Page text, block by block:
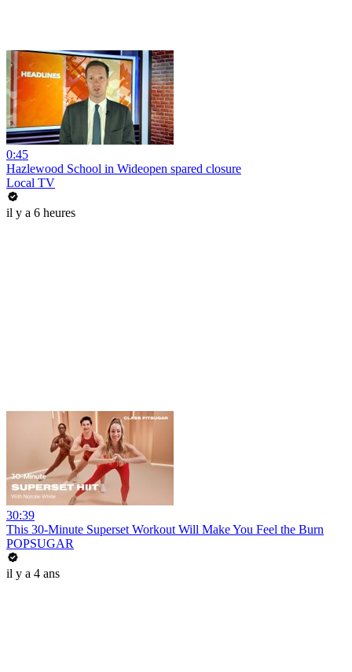
0:45
Hazlewood School in Wideopen spared closure
Local TV
il y a 6 heures
30:39
This 30-Minute Superset Workout Will Make You Feel the Burn
POPSUGAR
il y a 4 ans